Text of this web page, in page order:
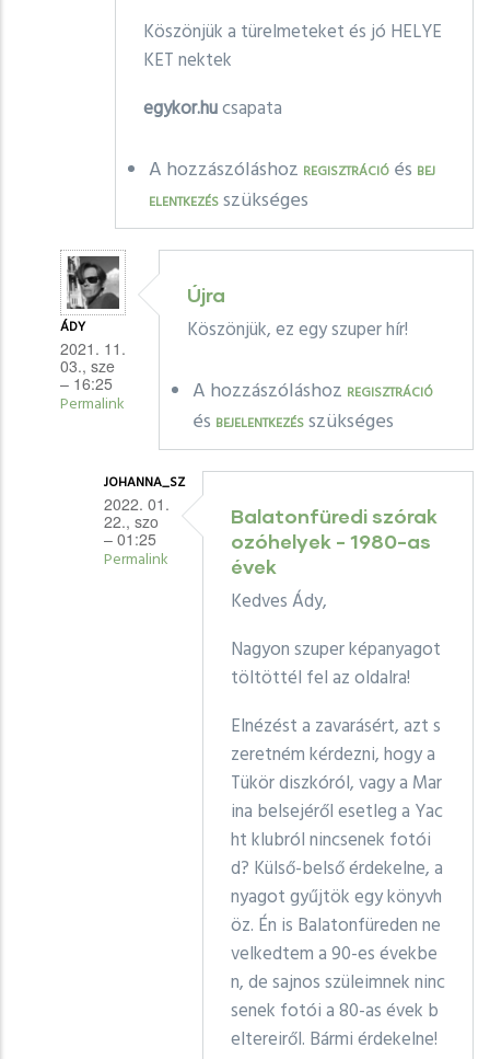
Köszönjük a türelmeteket és jó HELYE
KET nektek
egykor.hucsapata
A hozzászóláshoz REGISZTRÁCIÓ és BEJ
ELENTKEZÉS szükséges
ÁDY
2021. 11.
03., sze
– 16:25
Permalink
egykor.hu
elindult
Újra
Köszönjük, ez egy szuper hír!
A hozzászóláshoz REGISZTRÁCIÓ
és BEJELENTKEZÉS szükséges
JOHANNA_SZ
2022. 01.
22., szo
– 01:25
Permalink
Balatonfüredi szórak
ozóhelyek - 1980-as
évek
Kedves Ády,
Nagyon szuper képanyagot
töltöttél fel az oldalra!
Elnézést a zavarásért, azt s
zeretném kérdezni, hogy a
Tükör diszkóról, vagy a Mar
ina belsejéről esetleg a Yac
ht klubról nincsenek fotói
d? Külső-belső érdekelne, a
nyagot gyűjtök egy könyvh
öz. Én is Balatonfüreden ne
velkedtem a 90-es évekbe
n, de sajnos szüleimnek ninc
senek fotói a 80-as évek b
eltereiről. Bármi érdekelne!